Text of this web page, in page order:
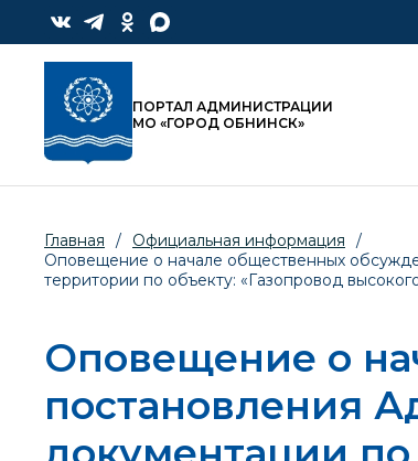
ПОРТАЛ АДМИНИСТРАЦИИ
МО «ГОРОД ОБНИНСК»
Главная / Официальная информация
/
Оповещение о начале общественных
территории по объекту: «Газопровод
Оповещение о
постановления